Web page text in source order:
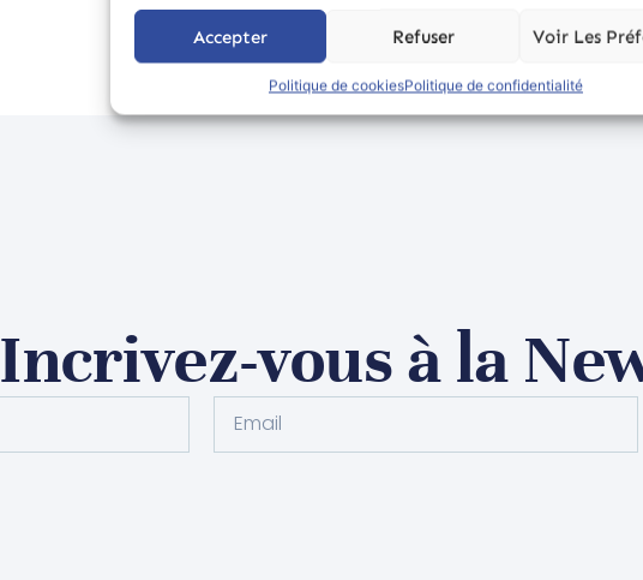
Accepter Refuser Voir Les
Politique de cookiesPolitique de confidentialité
Incrivez-vous à la